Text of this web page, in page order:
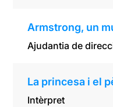
Armstrong, un
Ajudantia de
La princesa i el
Intèrpret